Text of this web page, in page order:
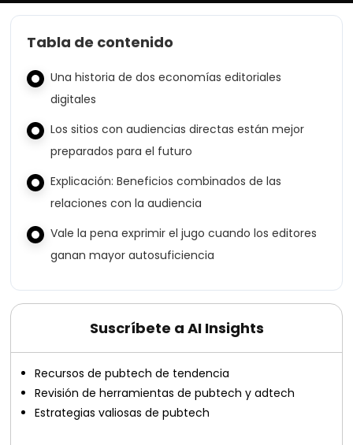
Tabla de contenido
Una historia de dos economías editoriales
digitales
Los sitios con audiencias directas están mejor
preparados para el futuro
Explicación: Beneficios combinados de las
relaciones con la audiencia
Vale la pena exprimir el jugo cuando los editores
ganan mayor autosuficiencia
Suscríbete a AI Insights
Recursos de pubtech de tendencia
Revisión de herramientas de pubtech y adtech
Estrategias valiosas de pubtech